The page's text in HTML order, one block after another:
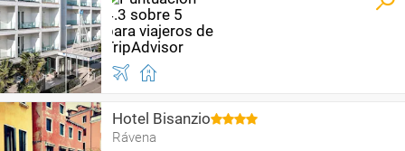
Hotel Bisanzio
Rávena